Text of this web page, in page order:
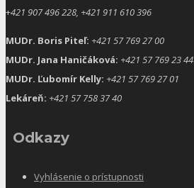
+421 907 496 228, +421 911 610 396
MUDr. Boris Piteľ: +421 57 769 27 00
MUDr. Jana Haničáková: +421 57 769 23 44
MUDr. Ľubomír Kelly: +421 57 769 27 01
Lekáreň: +421 57 758 37 40
Odkazy
Vyhlásenie o prístupnosti